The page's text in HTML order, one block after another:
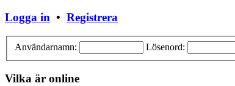
Logga in • Registrera
Användarnamn: Lösenord:
Vilka är online